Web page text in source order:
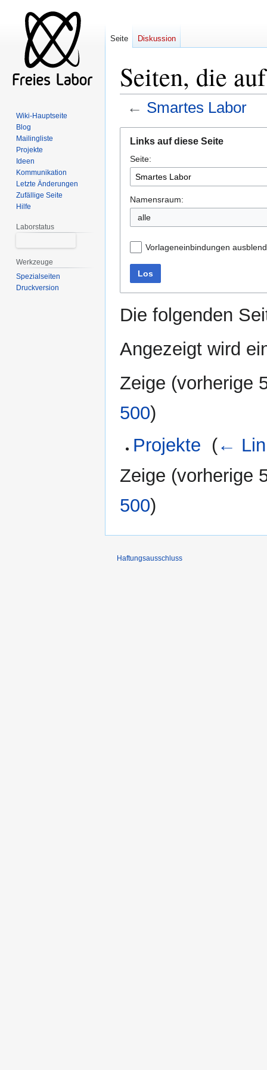
Seiten, die
← Smartes Labor
Navigation
springen
Suche
springen
Links auf diese Seite
Seite:
Namensraum:
alle
Vorlageneinbindungen
Los
Die folgenden
Angezeigt wird
Zeige (vorherige
500)
Projekte (←
Zeige (vorherige
500)
Seite Diskussion
Wiki-Hauptseite
Blog
Mailingliste
Projekte
Ideen
Kommunikation
Letzte Änderungen
Zufällige Seite
Hilfe
Laborstatus
Werkzeuge
Spezialseiten
Druckversion
Haftungsausschluss